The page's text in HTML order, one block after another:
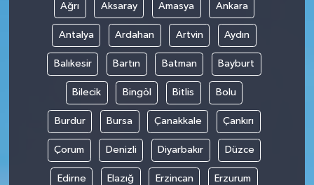
Ağrı Aksaray Amasya Ankara
Antalya Ardahan Artvin Aydın
Balıkesir Bartın Batman Bayburt
Bilecik Bingöl Bitlis Bolu
Burdur Bursa Çanakkale Çankırı
Çorum Denizli Diyarbakır Düzce
Edirne Elazığ Erzincan Erzurum